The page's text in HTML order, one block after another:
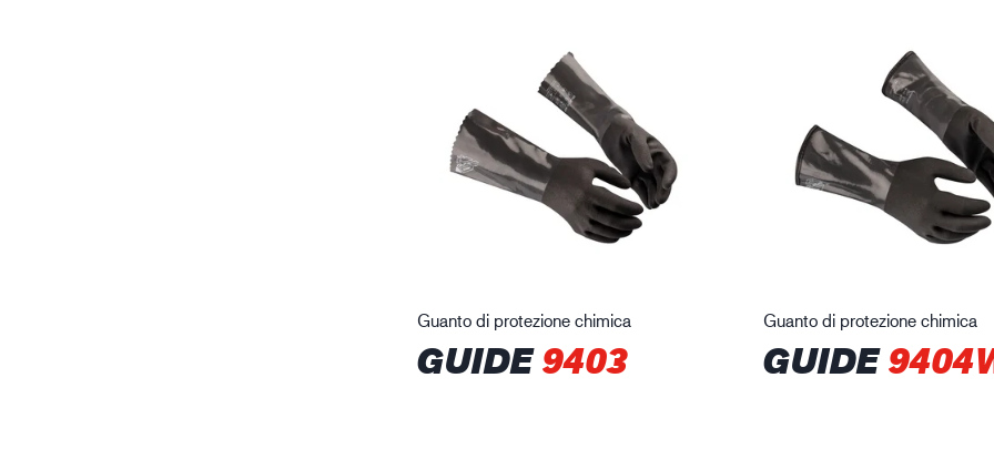
Guanto di protezione chimica
GUIDE9403
Guanto di protezione chimica
GUIDE